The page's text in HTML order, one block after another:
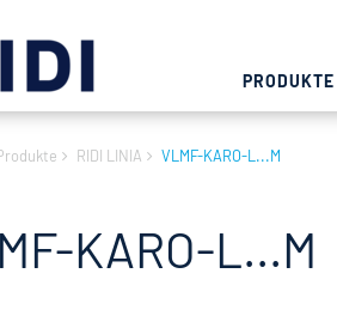
PRODUKTE
RIDI LINIA VLMF-KARO-L...M
KARO-L...M